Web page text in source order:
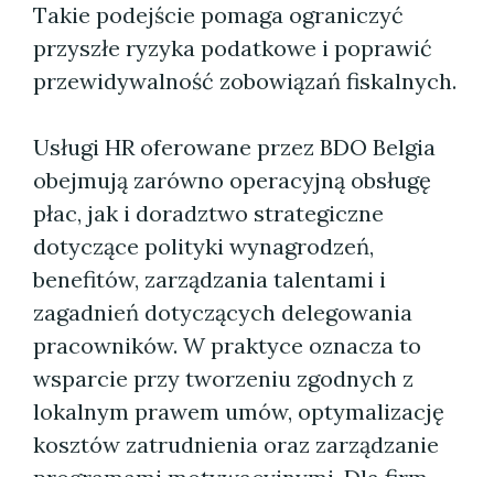
Takie podejście pomaga ograniczyć
przyszłe ryzyka podatkowe i poprawić
przewidywalność zobowiązań fiskalnych.
Usługi HR oferowane przez BDO Belgia
obejmują zarówno operacyjną obsługę
płac, jak i doradztwo strategiczne
dotyczące polityki wynagrodzeń,
benefitów, zarządzania talentami i
zagadnień dotyczących delegowania
pracowników. W praktyce oznacza to
wsparcie przy tworzeniu zgodnych z
lokalnym prawem umów, optymalizację
kosztów zatrudnienia oraz zarządzanie